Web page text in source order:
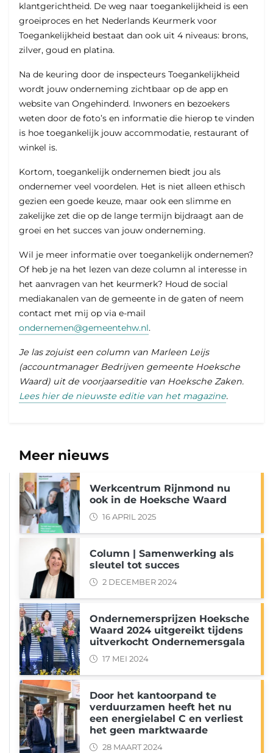
klantgerichtheid. De weg naar toegankelijkheid is een
groeiproces en het Nederlands Keurmerk voor
Toegankelijkheid bestaat dan ook uit 4 niveaus: brons,
zilver, goud en platina.
Na de keuring door de inspecteurs Toegankelijkheid
wordt jouw onderneming zichtbaar op de app en
website van Ongehinderd. Inwoners en bezoekers
weten door de foto’s en informatie die hierop te vinden
is hoe toegankelijk jouw accommodatie, restaurant of
winkel is.
Kortom, toegankelijk ondernemen biedt jou als
ondernemer veel voordelen. Het is niet alleen ethisch
gezien een goede keuze, maar ook een slimme en
zakelijke zet die op de lange termijn bijdraagt aan de
groei en het succes van jouw onderneming.
Wil je meer informatie over toegankelijk ondernemen?
Of heb je na het lezen van deze column al interesse in
het aanvragen van het keurmerk? Houd de social
mediakanalen van de gemeente in de gaten of neem
contact met mij op via e-mail
ondernemen@gemeentehw.nl.
Je las zojuist een column van Marleen Leijs
(accountmanager Bedrijven gemeente Hoeksche
Waard) uit de voorjaarseditie van Hoeksche Zaken.
Lees hier de nieuwste editie van het magazine.
Meer nieuws
Werkcentrum Rijnmond nu
ook in de Hoeksche Waard
16 APRIL 2025
Column | Samenwerking als
sleutel tot succes
2 DECEMBER 2024
Ondernemersprijzen Hoeksche
Waard 2024 uitgereikt tijdens
uitverkocht Ondernemersgala
17 MEI 2024
Door het kantoorpand te
verduurzamen heeft het nu
een energielabel C en verliest
het geen marktwaarde
28 MAART 2024